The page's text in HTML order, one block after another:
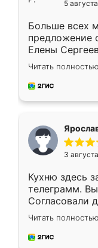
5
Больше всех
предложение
Елены
короткие
для замера
предложил по
Читать полностью
3
Кухню здесь
телеграмм.
Согласовали
недели кухня
довольны
мебель за
Читать полностью